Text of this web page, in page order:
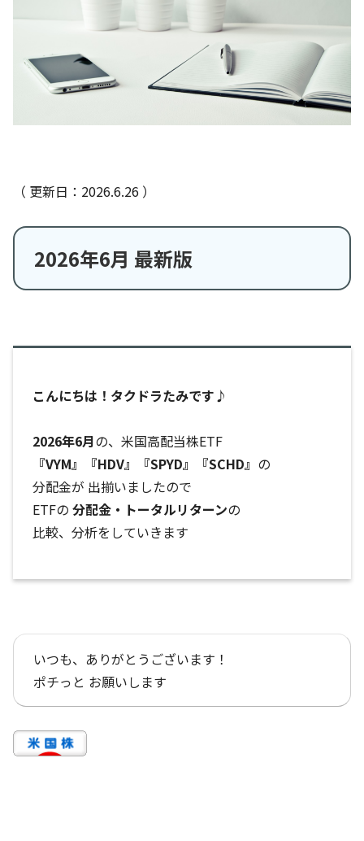
（ 更新日：2026.6.26 ）
2026年6月 最新版
こんにちは！タクドラたみです♪
2026年6月の、米国高配当株ETF
『VYM』『HDV』『SPYD』『SCHD』 の
分配金が 出揃いましたので
ETFの 分配金・トータルリターンの
比較、分析をしていきます
いつも、ありがとうございます！
ポチっと お願いします